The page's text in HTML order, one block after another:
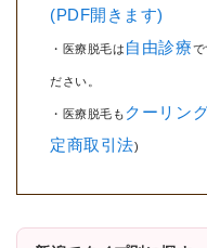
(PDF開きます)
・医療脱毛は 自由診療で
ださい。
・医療脱毛も クーリン
定商取引法)